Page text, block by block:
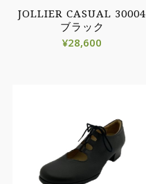
JOLLIER CASUAL 30004
ブラック
¥28,600